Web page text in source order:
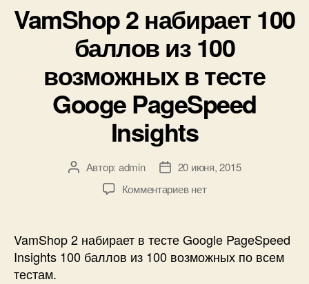
VamShop 2 набирает 100
баллов из 100
возможных в тесте
Googe PageSpeed
Insights
Автор
записи
Автор: admin
Дата20 июня, 2015
Комментариевк
2
набирает
100
нет
VamShop 2 набирает в тесте Google PageSpeed
Insights 100 баллов из 100 возможных по всем
тестам.